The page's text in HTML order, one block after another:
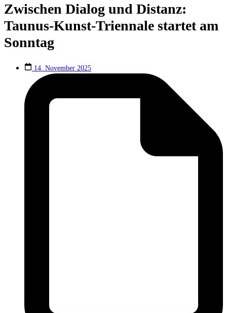
Zwischen Dialog und Distanz:
Taunus-Kunst-Triennale startet am
Sonntag
14. November 2025